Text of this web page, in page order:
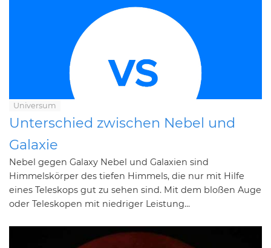
Universum
Unterschied zwischen Nebel und
Galaxie
Nebel gegen Galaxy Nebel und Galaxien sind
Himmelskörper des tiefen Himmels, die nur mit Hilfe
eines Teleskops gut zu sehen sind. Mit dem bloßen Auge
oder Teleskopen mit niedriger Leistung...